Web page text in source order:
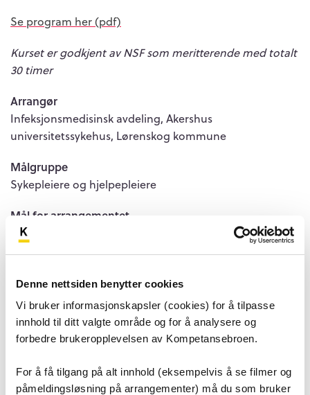
Denne nettsiden benytter cookies
Vi bruker informasjonskapsler (cookies) for å tilpasse
innhold til ditt valgte område og for å analysere og
forbedre brukeropplevelsen av Kompetansebroen.
For å få tilgang på alt innhold (eksempelvis å se filmer og
påmeldingsløsning på arrangementer) må du som bruker
Se program her (pdf)
Kurset er godkjent av NSF som meritterende med totalt
30 timer
Arrangør
Infeksjonsmedisinsk avdeling, Akershus
universitetssykehus, Lørenskog kommune
Målgruppe
Sykepleiere og hjelpepleiere
Mål for arrangementet
Få en grunnleggende og god kompetanse innenfor
Påmeldingsfrist
04. september 2026 kl 15.30
Pris for arrangementet
Intern ansatt – avgift: 2500kr (internoverføres i
etterkant)